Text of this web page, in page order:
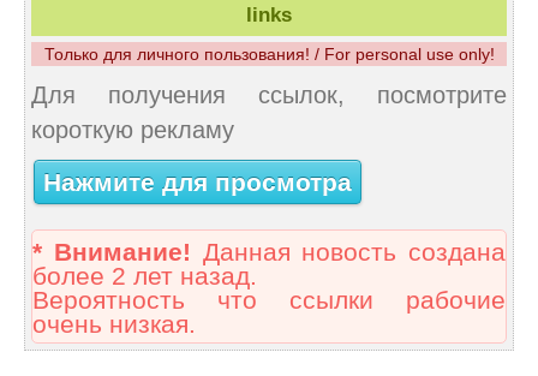
links
Только для личного пользования! / For personal use only!
Для получения ссылок, посмотрите
короткую рекламу
Нажмите для просмотра
* Внимание! Данная новость создана
более 2 лет назад.
Вероятность что ссылки рабочие
очень низкая.